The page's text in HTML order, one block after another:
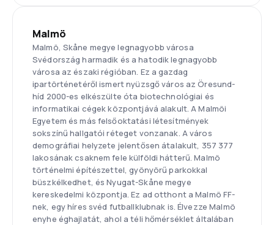
Malmö
Malmö, Skåne megye legnagyobb városa
Svédország harmadik és a hatodik legnagyobb
városa az északi régióban. Ez a gazdag
ipartörténetéről ismert nyüzsgő város az Öresund-
híd 2000-es elkészülte óta biotechnológiai és
informatikai cégek központjává alakult. A Malmöi
Egyetem és más felsőoktatási létesítmények
sokszínű hallgatói réteget vonzanak. A város
demográfiai helyzete jelentősen átalakult, 357 377
lakosának csaknem fele külföldi hátterű. Malmö
történelmi építészettel, gyönyörű parkokkal
büszkélkedhet, és Nyugat-Skåne megye
kereskedelmi központja. Ez ad otthont a Malmö FF-
nek, egy híres svéd futballklubnak is. Élvezze Malmö
enyhe éghajlatát, ahol a téli hőmérséklet általában